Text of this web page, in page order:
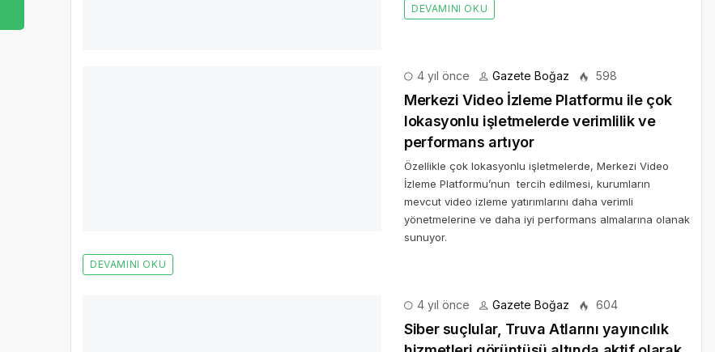
4 yıl önce
performans artıyor
Özellikle çok lokasyonlu işletmelerde, Merkezi Video
İzleme Platformu’nun tercih edilmesi, kurumların
mevcut video izleme yatırımlarını daha verimli
yönetmelerine ve daha iyi performans almalarına olanak
sunuyor.
604
Siber suçlular, Truva Atlarını yayıncılık hizmetleri görüntüsü altında aktif olarak yayıyor
Kaspersky araştırmacıları, siber suçluların popüler yayıncılık medya hizmetlerini taklit ederek kurbanların kişisel